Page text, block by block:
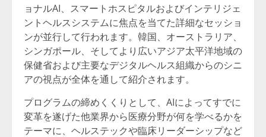
ョナルAI、スマートホスピタルおよびインテリジェ
ントヘルスシステムに焦点を当てた詳細なセッショ
ンが並行して行われます。韓国、オーストラリア、
シンガポール、そしてより広いアジア太平洋地域の
保健省および主要なデジタルヘルス組織からのシニ
アの視点が全体を通して紹介されます。
プログラムの締めくくりとして、AIによってすでに
変革を遂げた他業界から医療分野が何を学べるかを
テーマに、ヘルステックや臨床リーダーシップなど